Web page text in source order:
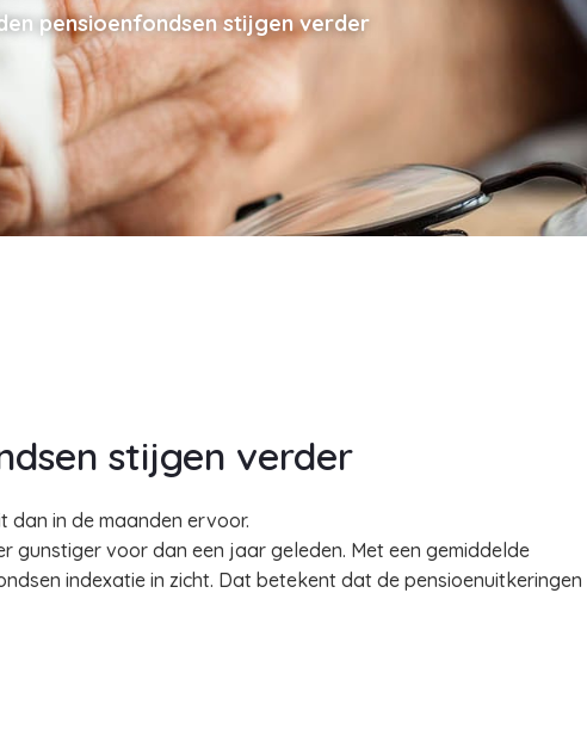
pensioenfondsen stijgen verder
stijgen verder
dan in de maanden ervoor.
voor dan een jaar geleden. Met een gemiddelde
indexatie in zicht. Dat betekent dat de pensioenuitkeringen